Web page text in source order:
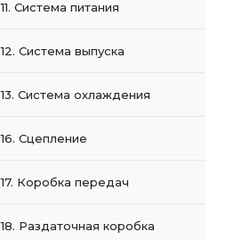
11. Система питания
12. Система выпуска
13. Система охлаждения
16. Сцепление
17. Коробка передач
18. Раздаточная коробка